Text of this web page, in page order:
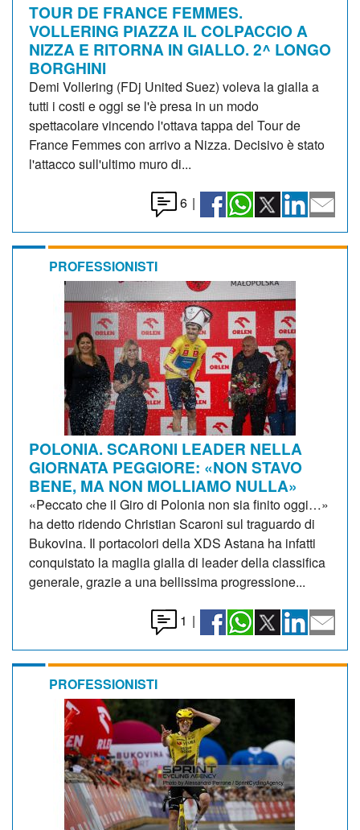
TOUR DE FRANCE FEMMES.
VOLLERING PIAZZA IL COLPACCIO A
NIZZA E RITORNA IN GIALLO. 2^ LONGO
BORGHINI
Demi Vollering (FDj United Suez) voleva la gialla a
tutti i costi e oggi se l'è presa in un modo
spettacolare vincendo l'ottava tappa del Tour de
France Femmes con arrivo a Nizza. Decisivo è stato
l'attacco sull'ultimo muro di...
6 |
PROFESSIONISTI
POLONIA. SCARONI LEADER NELLA
GIORNATA PEGGIORE: «NON STAVO
BENE, MA NON MOLLIAMO NULLA»
«Peccato che il Giro di Polonia non sia finito oggi…»
ha detto ridendo Christian Scaroni sul traguardo di
Bukovina. Il portacolori della XDS Astana ha infatti
conquistato la maglia gialla di leader della classifica
generale, grazie a una bellissima progressione...
1 |
PROFESSIONISTI